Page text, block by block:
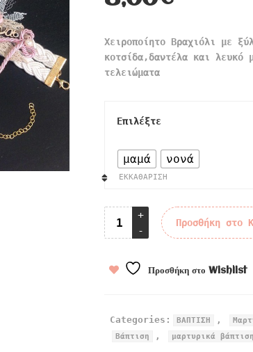
Χειροποίητο Βραχιόλι με
κοτσίδα,δαντέλα και λευκό
τελειώματα
Επιλέξτε
μαμά νονά
ΕΚΚΑΘΆΡΙΣΗ
Προσθήκη στο
Προσθήκη στο Wishlist
Categories: ΒΑΠΤΙΣΗ ,
Βάπτιση , μαρτυρικά